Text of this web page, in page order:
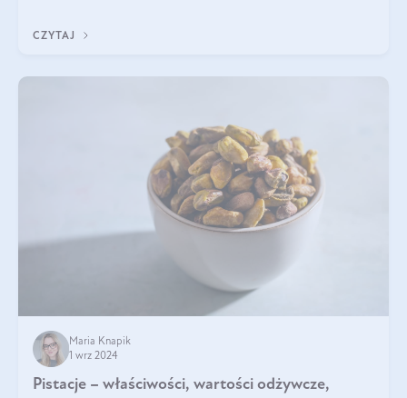
CZYTAJ
Maria Knapik
1 wrz 2024
Pistacje – właściwości, wartości odżywcze,